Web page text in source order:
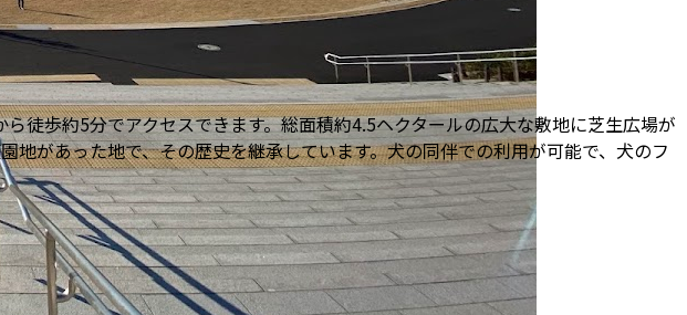
徒歩約5分でアクセスできます。総面積約4.5ヘクタールの広大な敷地に芝生広場が
があった地で、その歴史を継承しています。犬の同伴での利用が可能で、犬のフ